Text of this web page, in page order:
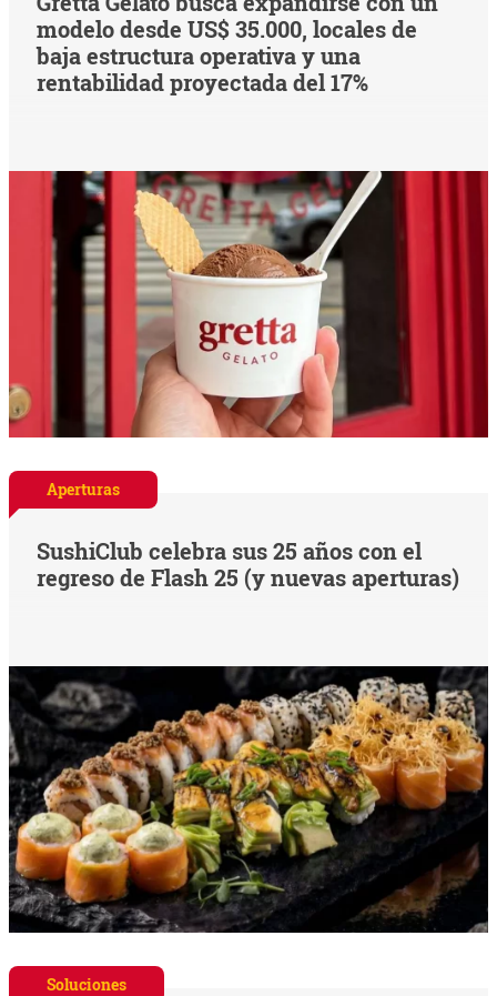
modelo desde US$ 35.000, locales de
baja estructura operativa y una
rentabilidad proyectada del 17%
Aperturas
SushiClub celebra sus 25 años con el
regreso de Flash 25 (y nuevas aperturas)
Soluciones